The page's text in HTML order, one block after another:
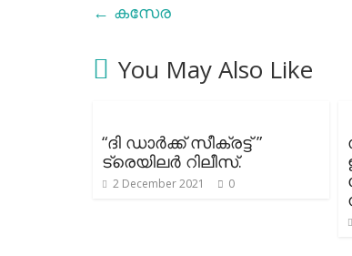
← കസേര
You May Also Like
“ദി ഡാർക്ക് സീക്രട്ട് ”
ട്രെയിലർ റിലീസ്.
2 December 2021 0